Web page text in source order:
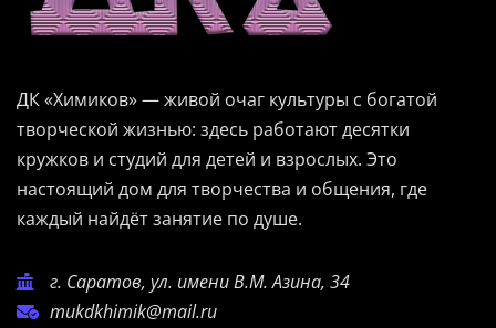
ДК «Химиков» — живой очаг культуры с богатой
творческой жизнью: здесь работают десятки
кружков и студий для детей и взрослых. Это
настоящий дом для творчества и общения, где
каждый найдёт занятие по душе.
г. Саратов, ул. имени В.М. Азина, 34
mukdkhimik@mail.ru